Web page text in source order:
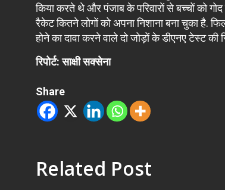
किया करते थे और पंजाब के परिवारों से बच्चों को
रैकेट कितने लोगों को अपना निशाना बना चुका है.
होने का दावा करने वाले दो जोड़ों के डीएनए टेस्ट की
रिपोर्ट: साक्षी सक्सेना
Share
Related Post